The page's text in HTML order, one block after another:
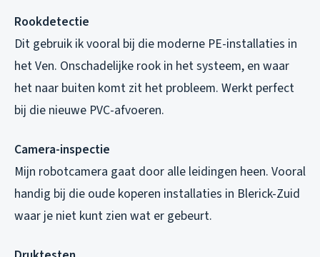
Rookdetectie
Dit gebruik ik vooral bij die moderne PE-installaties in
het Ven. Onschadelijke rook in het systeem, en waar
het naar buiten komt zit het probleem. Werkt perfect
bij die nieuwe PVC-afvoeren.
Camera-inspectie
Mijn robotcamera gaat door alle leidingen heen. Vooral
handig bij die oude koperen installaties in Blerick-Zuid
waar je niet kunt zien wat er gebeurt.